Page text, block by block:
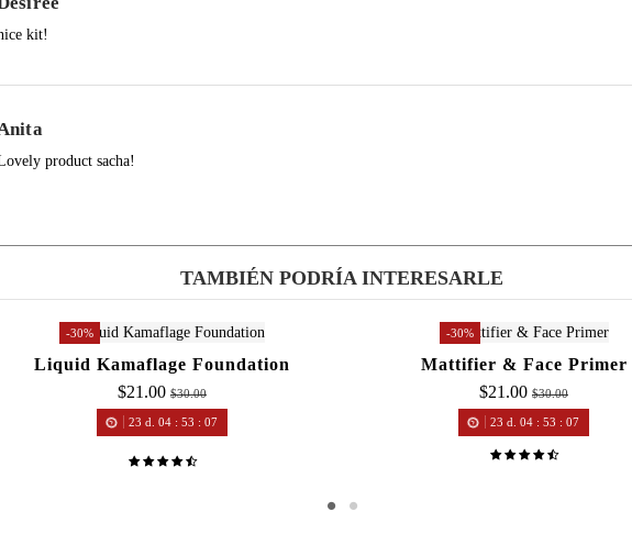
kit!
product sacha!
TAMBIÉN PODRÍA INTERESARLE
-30%
Liquid Kamaflage Foundation
$21.00 $30.00
23 d. 04 :53 :07
-30%
Mattifier & Face Primer
$21.00 $30.00
23 d. 04 :53 :07